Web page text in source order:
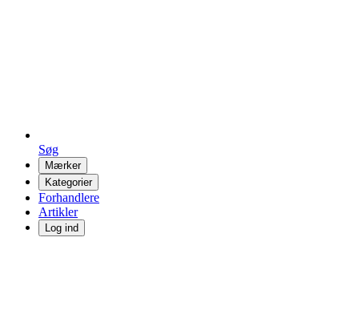
Søg
Mærker
Kategorier
Forhandlere
Artikler
Log ind